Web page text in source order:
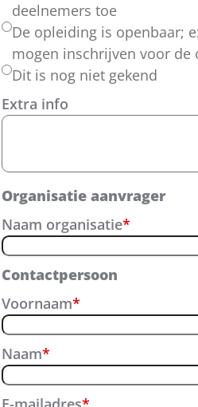
deelnemers toe
De opleiding is openbaar;
mogen inschrijven voor de
Dit is nog niet gekend
Extra info
Organisatie aanvrager
Naam organisatie*
Contactpersoon
Voornaam*
Naam*